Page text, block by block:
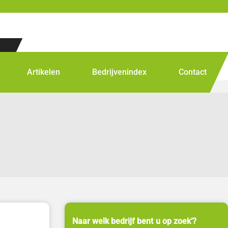
Artikelen Bedrijvenindex Contact
Naar welk bedrijf bent u op zoek’?